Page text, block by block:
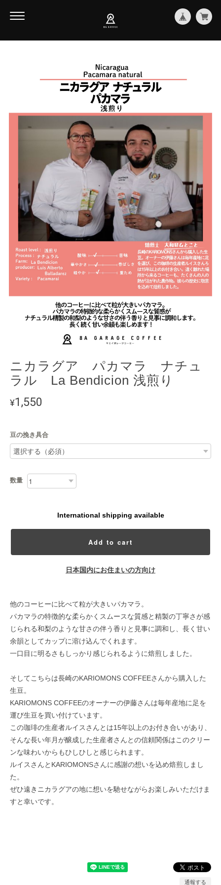
ニカラグア パカマラ ナチュ
ラル La Bendicion 浅煎り
¥1,550
豆の挽き具合
数量
International shipping available
Add to cart
日本国内にお住まいの方向け
他のコーヒーに比べて粒が大きいパカマラ。
パカマラの特徴的な柔らかくスムースな質感と精製の丁寧さが感
じられる和梨のような甘さの伴う香りと見事に調和し、長く甘い
余韻としてカップに溶け込んでくれます。
一口目に明るさもしっかり感じられるように焙煎しました。
そしてこちらは長崎のKARIOMONS COFFEEさんから購入した
生豆。
KARIOMONS COFFEEのオーナーの伊藤さんは毎年産地に足を
運び生豆を買い付けています。
この珈琲の生産者ルイスさんとは15年以上のお付き合いがあり、
そんな長い年月が醸成した生産者さんとの信頼関係はこのクリー
ンな味わいからもひしひしと感じられます。
ルイスさんとKARIOMONSさんに感謝の想いを込め焙煎しまし
た。
ぜひ遠きニカラグアの地に想いを馳せながらお楽しみいただけま
すと幸いです。
通報する